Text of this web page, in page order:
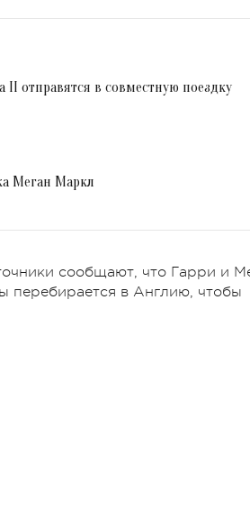
II отправятся в совместную поездку
Меган Маркл
сообщают, что Гарри и
перебирается в Англию, чтобы